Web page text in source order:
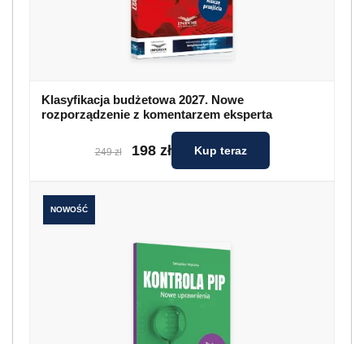
Klasyfikacja budżetowa 2027. Nowe
rozporządzenie z komentarzem eksperta
249 zł 198 zł Kup teraz
NOWOŚĆ